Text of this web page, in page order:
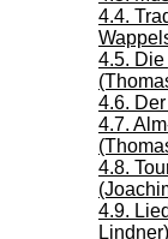
4.4.
4.5. Die
4.6.
4.7.
4.8.
4.9.
Lindner)